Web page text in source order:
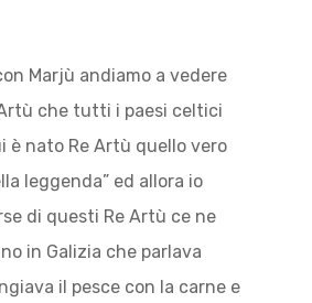
Marjù andiamo a vedere
che tutti i paesi celtici
è nato Re Artù quello vero
leggenda” ed allora io
di questi Re Artù ce ne
in Galizia che parlava
il pesce con la carne e